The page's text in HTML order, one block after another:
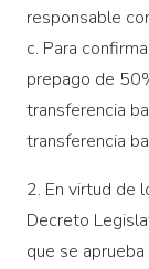
responsable
c. Para
prepago de
transferencia
transferencia
2. En virtud de
Decreto
que se